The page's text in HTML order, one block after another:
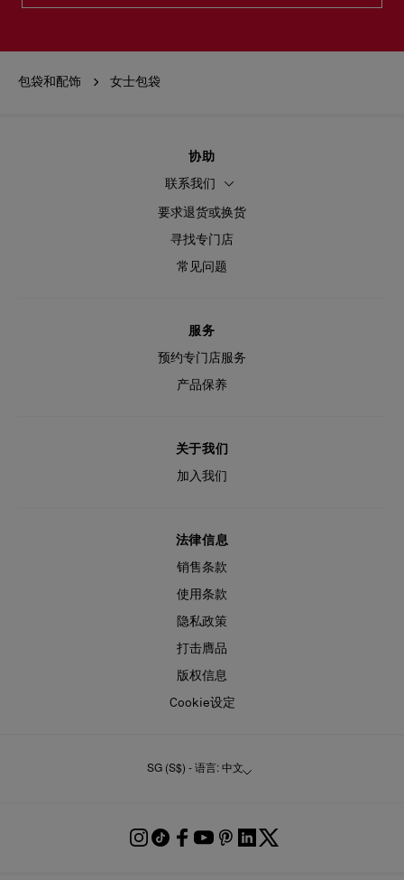
包袋和配饰 女士包袋
协助
联系我们
要求退货或换货
寻找专门店
常见问题
服务
预约专门店服务
产品保养
关于我们
加入我们
法律信息
销售条款
使用条款
隐私政策
打击膺品
版权信息
Cookie设定
SG (S$) - 语言: 中文